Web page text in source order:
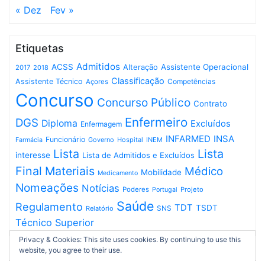
« Dez Fev »
Etiquetas
2017 2018 ACSS Admitidos Alteração Assistente Operacional
Assistente Técnico Açores Classificação Competências
Concurso Concurso Público Contrato
DGS Diploma Enfermagem Enfermeiro Excluídos
Farmácia Funcionário Governo Hospital INEM INFARMED INSA
interesse Lista Lista de Admitidos e Excluídos Lista
Final Materiais Medicamento Mobilidade Médico
Nomeações Notícias Poderes Portugal Projeto
Regulamento Relatório Saúde SNS TDT TSDT
Técnico Superior
Privacy & Cookies: This site uses cookies. By continuing to use this
website, you agree to their use.